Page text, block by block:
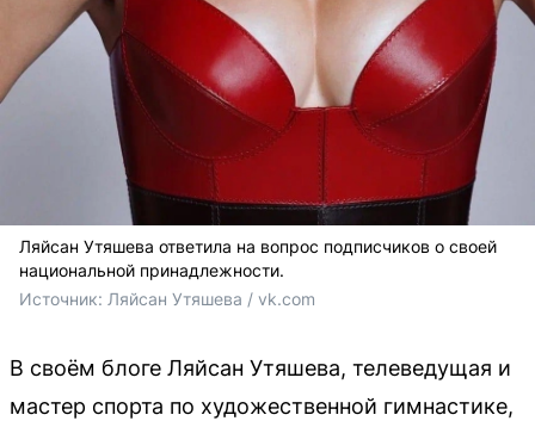
Ляйсан Утяшева ответила на вопрос подписчиков о своей
национальной принадлежности.
Источник: Ляйсан Утяшева / vk.com
В своём блоге Ляйсан Утяшева, телеведущая и
мастер спорта по художественной гимнастике,